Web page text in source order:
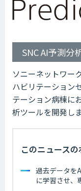
SNC AI予測分
ソニーネットワー
ハビリテーション
テーション病棟に
析ツールを開発し
このニュース
過去データを
に学習させ、